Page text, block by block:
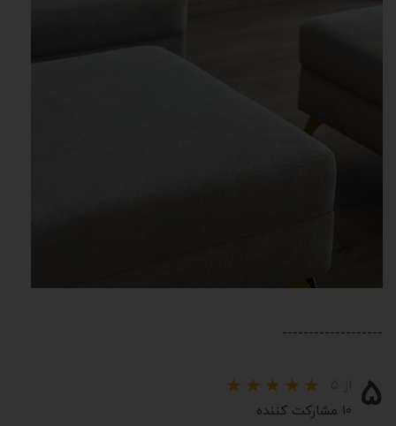
-------------------
۵ ۱۰ مشارکت کننده